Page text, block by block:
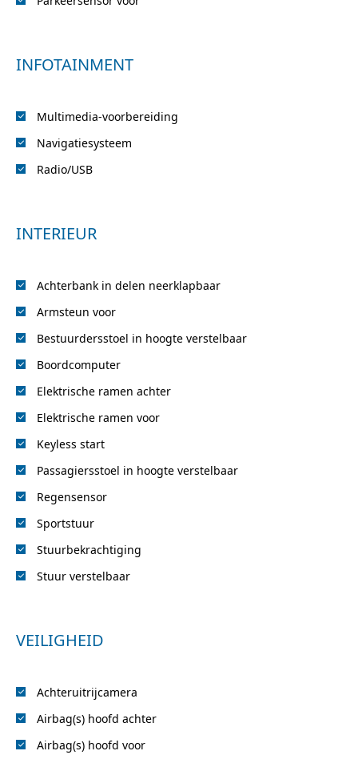
INFOTAINMENT
Multimedia-voorbereiding
Navigatiesysteem
Radio/USB
INTERIEUR
Achterbank in delen neerklapbaar
Armsteun voor
Bestuurdersstoel in hoogte verstelbaar
Boordcomputer
Elektrische ramen achter
Elektrische ramen voor
Keyless start
Passagiersstoel in hoogte verstelbaar
Regensensor
Sportstuur
Stuurbekrachtiging
Stuur verstelbaar
VEILIGHEID
Achteruitrijcamera
Airbag(s) hoofd achter
Airbag(s) hoofd voor